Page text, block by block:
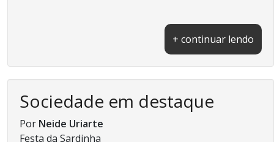
+ continuar lendo
Sociedade em destaque
Por Neide Uriarte
Festa da Sardinha